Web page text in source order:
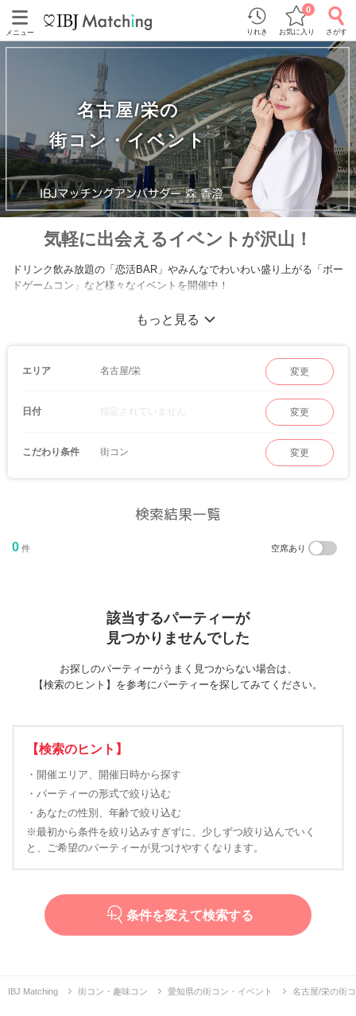
メニュー りれき お気に入り
0
さがす
名古屋/栄の
街コン・イベント
気軽に出会えるイベントが沢山！
ドリンク飲み放題の「恋活BAR」やみんなでわいわい盛り上がる「ボー
ドゲームコン」など様々なイベントを開催中！
もっと見る
エリア 名古屋/栄 変更
日付 指定されていません 変更
こだわり条件 街コン 変更
検索結果一覧
0 件 空席あり
該当するパーティーが
見つかりませんでした
お探しのパーティーがうまく見つからない場合は、
【検索のヒント】を参考にパーティーを探してみてください。
【検索のヒント】
・開催エリア、開催日時から探す
・パーティーの形式で絞り込む
・あなたの性別、年齢で絞り込む
※最初から条件を絞り込みすぎずに、少しずつ絞り込んでいく
と、ご希望のパーティーが見つけやすくなります。
条件を変えて検索する
IBJ Matching 街コン・趣味コン 愛知県の街コン・イベント 名古屋/栄の街